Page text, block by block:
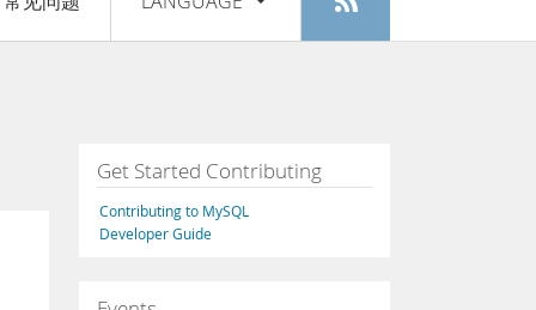
|注册
Français
Italiano
Get Started Contributing
Contributing to MySQL
Developer Guide